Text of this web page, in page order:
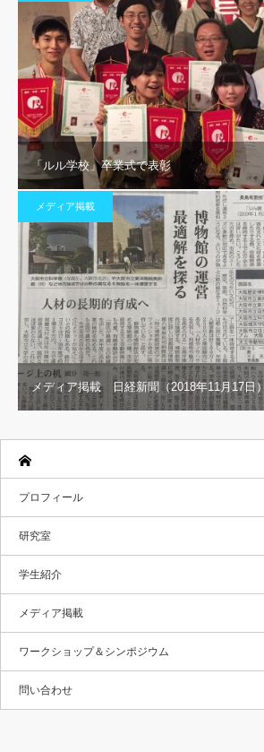
「ルル学校」卒業式で表彰
メディア掲載
メディア掲載 日経新聞（2018年11月17日）
プロフィール
研究室
学生紹介
メディア掲載
ワークショップ＆シンポジウム
問い合わせ